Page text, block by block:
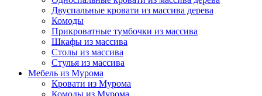
Двуспальные кровати из массива дерева
Комоды
Прикроватные тумбочки из массива
Шкафы из массива
Столы из массива
Стулья из массива
Мебель из Мурома
Кровати из Мурома
Комоды из Мурома